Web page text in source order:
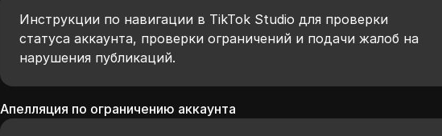
Инструкции по навигации в TikTok Studio для проверки
статуса аккаунта, проверки ограничений и подачи жалоб на
нарушения публикаций.
Апелляция по ограничению аккаунта